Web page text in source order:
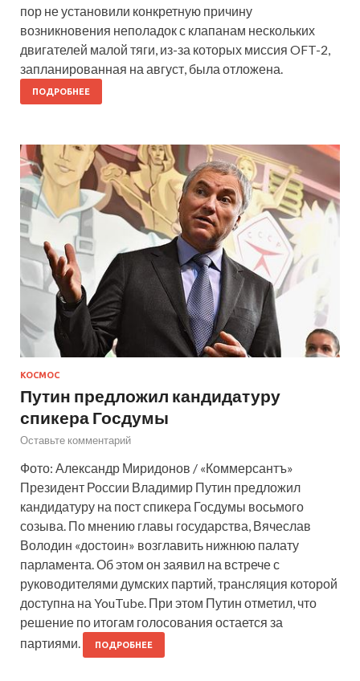
пор не установили конкретную причину
возникновения неполадок с клапанам нескольких
двигателей малой тяги, из-за которых миссия OFT-2,
запланированная на август, была отложена.
ПОДРОБНЕЕ
КОСМОС
Путин предложил кандидатуру
спикера Госдумы
Оставьте комментарий
Фото: Александр Миридонов / «Коммерсантъ»
Президент России Владимир Путин предложил
кандидатуру на пост спикера Госдумы восьмого
созыва. По мнению главы государства, Вячеслав
Володин «достоин» возглавить нижнюю палату
парламента. Об этом он заявил на встрече с
руководителями думских партий, трансляция которой
доступна на YouTube. При этом Путин отметил, что
решение по итогам голосования остается за
партиями.
ПОДРОБНЕЕ